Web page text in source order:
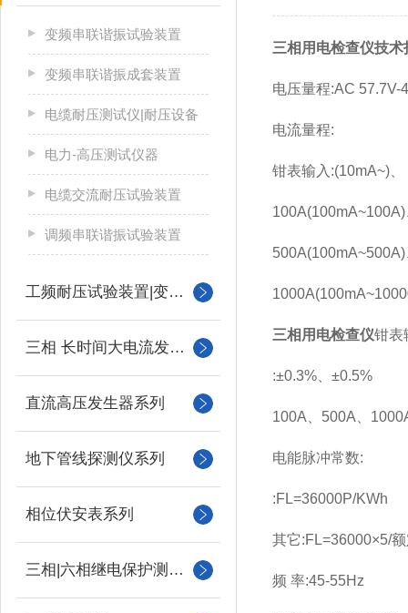
变频串联谐振试验装置
变频串联谐振成套装置
电缆耐压测试仪|耐压设备
电力-高压测试仪器
电缆交流耐压试验装置
调频串联谐振试验装置
工频耐压试验装置|变压器
三相 长时间大电流发生器
直流高压发生器系列
地下管线探测仪系列
相位伏安表系列
三相|六相继电保护测试仪
三相用电检查仪技术
电压量程:AC 57.7V-
电流量程:
钳表输入:(10mA~)、
100A(100mA~100A)
500A(100mA~500A)
三相用电检查仪钳表
:±0.3%、±0.5%
100A、500A、
电能脉冲常数:
:FL=36000P/KWh
其它:FL=36000×5/
频 率:45-55Hz